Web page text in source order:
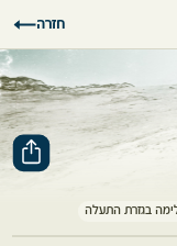
חזרה
בגזרת התעלה